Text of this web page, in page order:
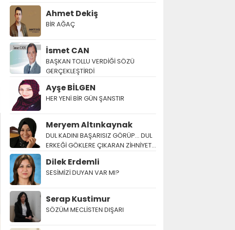
Ahmet Dekiş
BİR AĞAÇ
İsmet CAN
BAŞKAN TOLLU VERDİĞİ SÖZÜ
GERÇEKLEŞTİRDİ
Ayşe BİLGEN
HER YENİ BİR GÜN ŞANSTIR
Meryem Altınkaynak
DUL KADINI BAŞARISIZ GÖRÜP… DUL
ERKEĞİ GÖKLERE ÇIKARAN ZİHNİYET…
Dilek Erdemli
SESİMİZİ DUYAN VAR MI?
Serap Kustimur
SÖZÜM MECLİSTEN DIŞARI